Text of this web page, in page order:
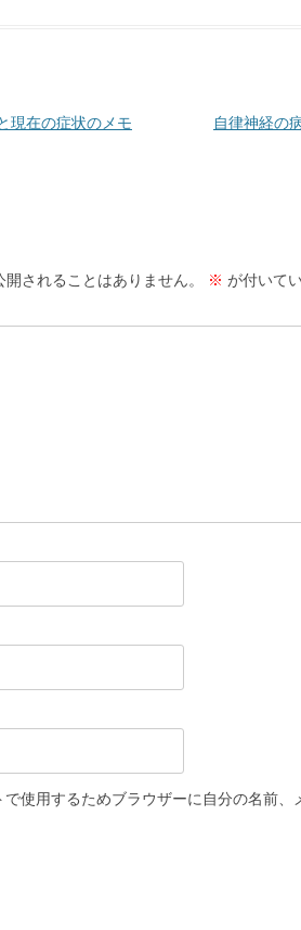
現在の症状のメモ
自律神経の
されることはありません。 ※ が付いて
で使用するためブラウザーに自分の名前